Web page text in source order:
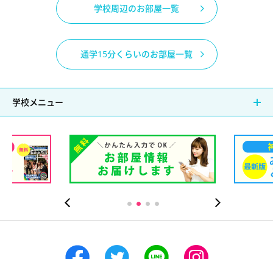
学校周辺のお部屋一覧
通学15分くらいのお部屋一覧
学校メニュー